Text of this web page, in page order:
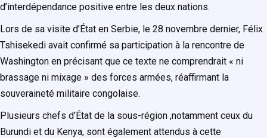
d’interdépendance positive entre les deux nations.
Lors de sa visite d’État en Serbie, le 28 novembre dernier, Félix
Tshisekedi avait confirmé sa participation à la rencontre de
Washington en précisant que ce texte ne comprendrait « ni
brassage ni mixage » des forces armées, réaffirmant la
souveraineté militaire congolaise.
Plusieurs chefs d’État de la sous-région ,notamment ceux du
Burundi et du Kenya, sont également attendus à cette